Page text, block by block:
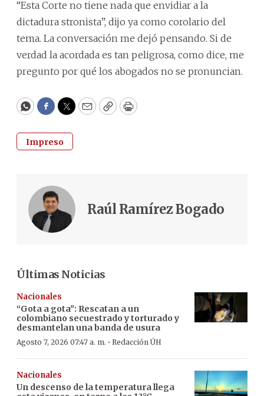
“Esta Corte no tiene nada que envidiar a la
dictadura stronista”, dijo ya como corolario del
tema. La conversación me dejó pensando. Si de
verdad la acordada es tan peligrosa, como dice, me
pregunto por qué los abogados no se pronuncian.
WhatsApp
Facebook
Twitter
EmailCopyPrint
Impreso
Raúl Ramírez Bogado
Últimas Noticias
Nacionales
“Gota a gota": Rescatan a un
colombiano secuestrado y torturado y
desmantelan una banda de usura
Agosto 7, 2026 07:47 a. m. · Redacción ÚH
Nacionales
Un descenso de la temperatura llega